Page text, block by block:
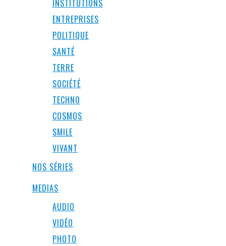
INSTITUTIONS
ENTREPRISES
POLITIQUE
SANTÉ
TERRE
SOCIÉTÉ
TECHNO
COSMOS
SMILE
VIVANT
NOS SÉRIES
MEDIAS
AUDIO
VIDÉO
PHOTO